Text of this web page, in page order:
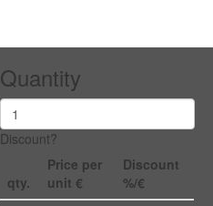
Quantity
Discount?
qty.
Price per
unit €
Discount
%/€